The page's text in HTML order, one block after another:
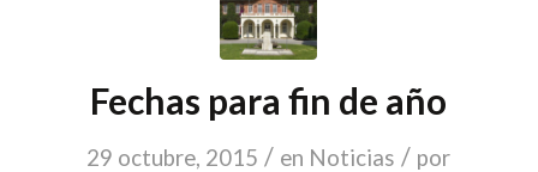
Fechas para fin de año
29 octubre, 2015 / en Noticias / por